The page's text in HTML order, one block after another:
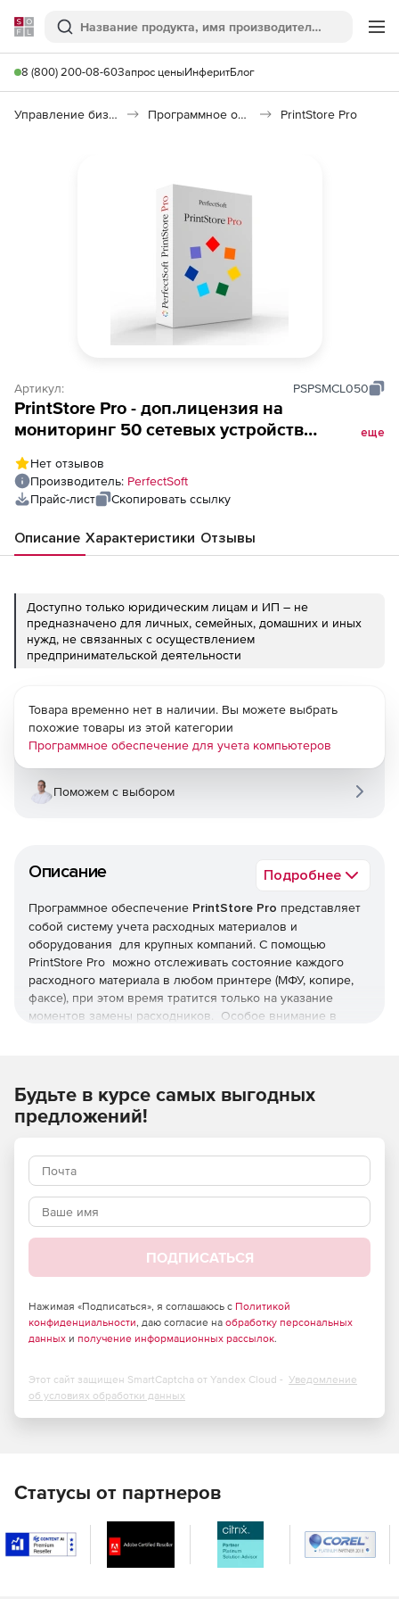
Softline
Поиск
8 (800) 200-08-60Запрос ценыИнферитБлог
Управление бизнесом, CRM/ERP Программное обеспечение для учета компьютеров PrintStore Pro
Артикул: PSPSMCL050
PrintStore Pro - доп.лицензия на
мониторинг 50 сетевых устройств
еще
Нет отзывов
Производитель: PerfectSoft
Прайс-лист
Скопировать ссылку
Описание Характеристики Отзывы
Доступно только юридическим лицам и ИП – не
предназначено для личных, семейных, домашних и иных
нужд, не связанных с осуществлением
предпринимательской деятельности
Описание Подробнее
Программное обеспечение PrintStore Pro представляет
собой систему учета расходных материалов и
оборудования для крупных компаний. С помощью
PrintStore Pro можно отслеживать состояние каждого
расходного материала в любом принтере (МФУ, копире,
факсе), при этом время тратится только на указание
моментов замены расходников. Особое внимание в
отчетов, который позволяет изменить внешний вид
любого отчета в программе и при необходимости
Основные возможности:
Учет оборудования:
списание.
Учет картриджей: приход, перемещение, расход на
остатков.
Расчет скорости расхода по каждому расходному
существующего запаса, позволяет оптимизировать
количества на складах.
печати, размещению, версии firmware и т.д.
Отслеживание счетчиков печатипозволяет
привязывать информацию о текущем значении
Товара временно нет в наличии. Вы можете выбрать
похожие товары из этой категории
Программное обеспечение для учета компьютеров
Поможем с выбором
Будьте в курсе самых выгодных
предложений!
ПОДПИСАТЬСЯ
Нажимая «Подписаться», я соглашаюсь с Политикой
конфиденциальности, даю согласие на обработку персональных
данных и получение информационных рассылок.
Этот сайт защищен SmartCaptcha от Yandex Cloud - Уведомление
об условиях обработки данных
Статусы от партнеров